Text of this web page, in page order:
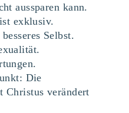
aussparen kann.
exklusiv.
Selbst.
Die
Christus verändert